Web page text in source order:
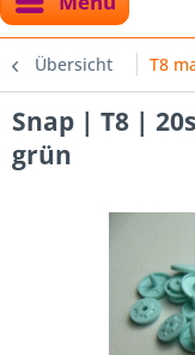
Übersicht T8
Snap | T8 |
grün